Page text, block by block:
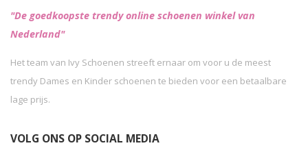
"De goedkoopste trendy online schoenen winkel van
Nederland"
Het team van Ivy Schoenen streeft ernaar om voor u de meest
trendy Dames en Kinder schoenen te bieden voor een betaalbare
lage prijs.
VOLG ONS OP SOCIAL MEDIA